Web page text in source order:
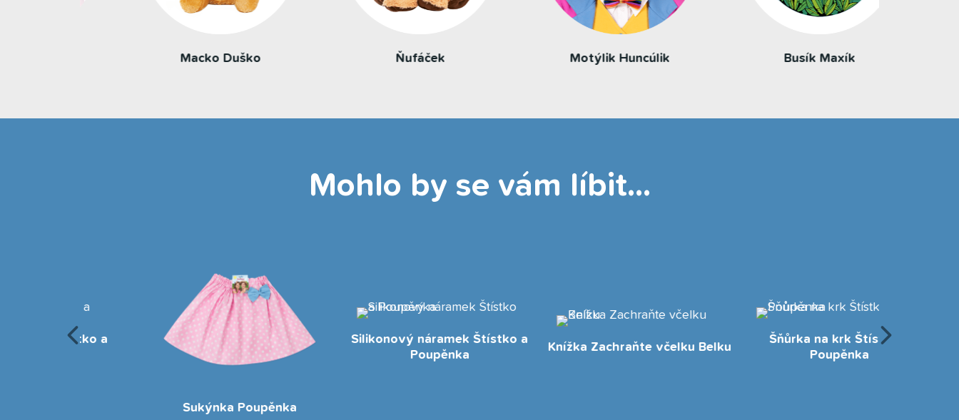
Macko Duško Ňufáček Motýlik Huncúlik Busík Maxík
Mohlo by se vám líbit...
Sukýnka Poupěnka
Silikonový náramek Štístko a
Knížka Zachraňte včelku Belku
Šňůrka na krk Štístko a